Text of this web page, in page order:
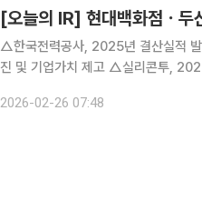
[오늘의 IR] 현대백화점ㆍ두
△한국전력공사, 2025년 결산실적 발표 △에스지헬스케어, 주요 사업 등에 대한 투자자의
진 및 기업가치 제고 △실리콘투, 2025년 4분기 경영실적 발표 △서울보증보험, 2025 회계연도
치 제고 △한국토지신탁, 2025년 4
2026-02-26 07:48